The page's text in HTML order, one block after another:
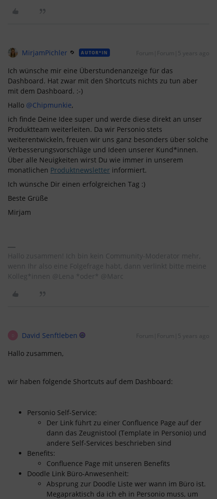
MirjamPichler AUTOR*IN Forum|Forum|5 years ago
Ich wünsche mir eine Überstundenanzeige für das
Dashboard. Hat zwar mit den Shortcuts nichts zu tun aber
mit dem Dashboard. :-)
Hallo @Chipmunkie,
ich finde Deine Idee super und werde diese direkt an unser
Produktteam weiterleiten. Da wir Personio stets
weiterentwickeln, freuen wir uns ganz besonders über solche
Verbesserungsvorschläge und Ideen unserer Kund*innen.
Über alle Neuigkeiten wirst Du wie immer in unserem
monatlichen Produktnewsletter informiert.
Ich wünsche Dir einen erfolgreichen Tag :)
Beste Grüße
Mirjam
Hallo zusammen! Ich bin kein Community-Moderator mehr,
wenn Ihr also eine Folgefrage habt, dann verlinkt bitte meine
Kolleg*innen @Lena *oder* @Marc
David Senftleben Forum|Forum|5 years ago
Hallo zusammen,
wir haben folgende Shortcuts auf dem Dashboard:
Personio Self-Service:
Der Link führt zu einer Confluence Page auf der
dann das Zeugnistool (Template in Personio) und
andere Self-Services beschrieben sind
Benefits:
Confluence Page mit unseren Benefits
Doodle Link Büro-Anwesenheit:
Absprung zur Doodle Liste wer wann im Büro ist.
Megapraktisch da ich eh in Personio muss, um